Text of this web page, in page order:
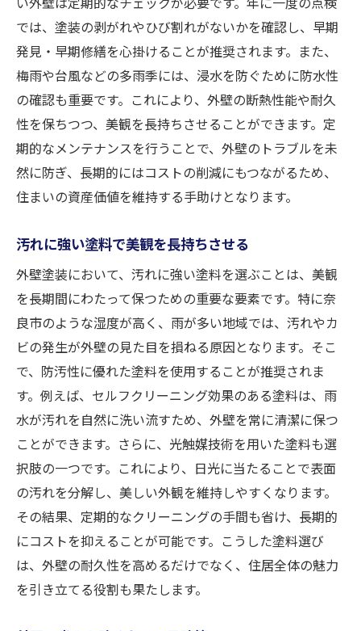
では、塗装の剥がれやひび割れがないかを確認し、早期
発見・早期修繕を心掛けることが推奨されます。また、
梅雨や台風などの多雨季には、浸水を防ぐために防水性
の確認も重要です。これにより、外壁の断熱性能や耐久
性を保ちつつ、美観を長持ちさせることができます。定
期的なメンテナンスを行うことで、外壁のトラブルを未
然に防ぎ、長期的にはコストの削減にもつながるため、
住まいの資産価値を維持する手助けとなります。
汚れに強い塗料で美観を長持ちさせる
外壁塗装において、汚れに強い塗料を選ぶことは、美観
を長期間にわたって保つための重要な要素です。特に奈
良市のような湿度が高く、雨が多い地域では、汚れやカ
ビの発生が外壁の見た目を損ねる原因となります。そこ
で、防汚性に優れた塗料を使用することが推奨されま
す。例えば、セルフクリーニング効果のある塗料は、雨
水が汚れを自然に洗い流すため、外壁を常に清潔に保つ
ことができます。さらに、光触媒技術を用いた塗料も選
択肢の一つです。これにより、日光に当たることで表面
の汚れを分解し、美しい外観を維持しやすくなります。
その結果、定期的なクリーニングの手間も省け、長期的
にコストを抑えることが可能です。こうした塗料選び
は、外壁の耐久性を高めるだけでなく、住居全体の魅力
を引き立てる役割も果たします。